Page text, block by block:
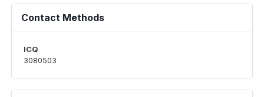
Contact Methods
ICQ
3080503